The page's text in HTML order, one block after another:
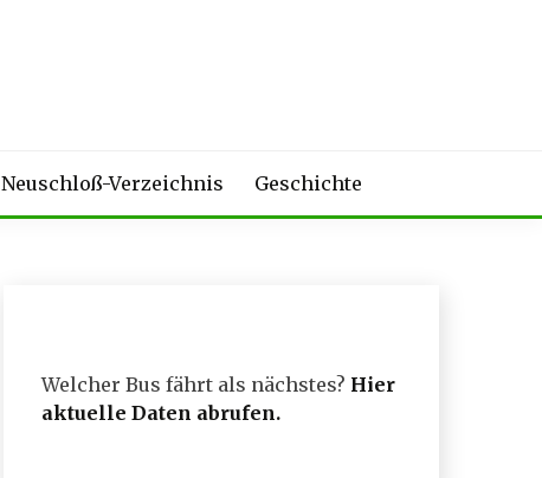
Neuschloß-Verzeichnis Geschichte
Welcher Bus fährt als nächstes? Hier
aktuelle Daten abrufen.